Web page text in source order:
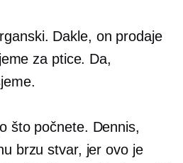
Dakle, on prodaje
za ptice. Da,
što počnete. Dennis,
brzu stvar, jer ovo je